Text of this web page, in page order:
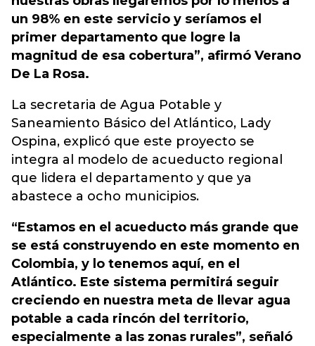
un 98% en este servicio y seríamos el
primer departamento que logre la
magnitud de esa cobertura”, afirmó Verano
De La Rosa.
La secretaria de Agua Potable y
Saneamiento Básico del Atlántico, Lady
Ospina, explicó que este proyecto se
integra al modelo de acueducto regional
que lidera el departamento y que ya
abastece a ocho municipios.
“Estamos en el acueducto más grande que
se está construyendo en este momento en
Colombia, y lo tenemos aquí, en el
Atlántico. Este sistema permitirá seguir
creciendo en nuestra meta de llevar agua
potable a cada rincón del territorio,
especialmente a las zonas rurales”, señaló